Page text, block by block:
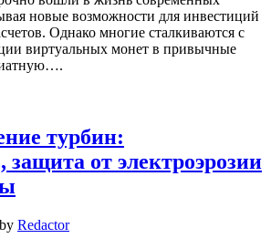
новые возможности для инвестиций
Однако многие сталкиваются с
виртуальных монет в привычные
турбин:
защита от электроэрозии
by Redactor